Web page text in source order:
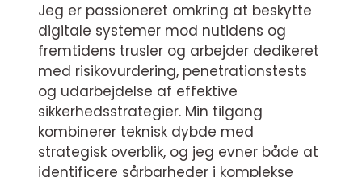
Jeg er passioneret omkring at beskytte
digitale systemer mod nutidens og
fremtidens trusler og arbejder dedikeret
med risikovurdering, penetrationstests
og udarbejdelse af effektive
sikkerhedsstrategier. Min tilgang
kombinerer teknisk dybde med
strategisk overblik, og jeg evner både at
identificere sårbarheder i komplekse